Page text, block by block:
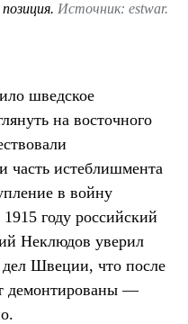
Источник: estwar.
шведское
на восточного
часть истеблишмента
в войну
году российский
Неклюдов уверил
Швеции, что после
демонтированы —